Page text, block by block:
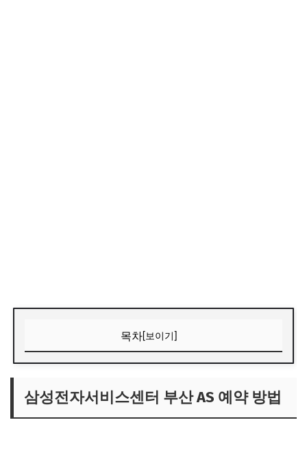
목차[보이기]
온라인 예약
전화 예약
삼성전자서비스센터 부산 AS 예약 방법